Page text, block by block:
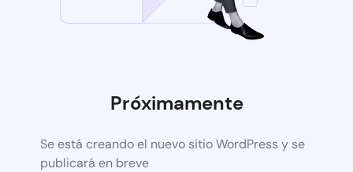
Próximamente
Se está creando el nuevo sitio WordPress y se
publicará en breve